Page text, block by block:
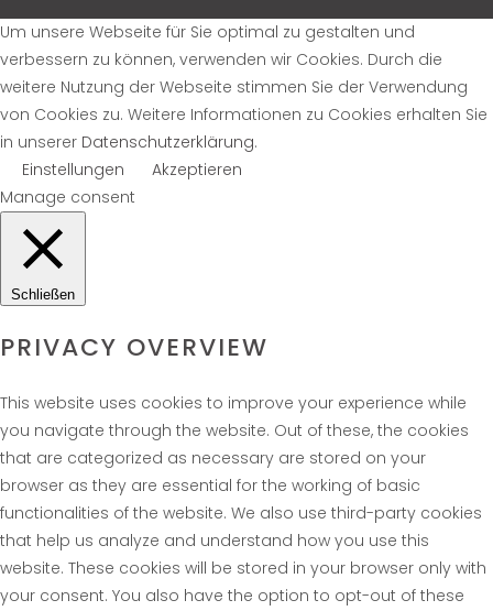
Um unsere Webseite für Sie optimal zu gestalten und
verbessern zu können, verwenden wir Cookies. Durch die
weitere Nutzung der Webseite stimmen Sie der Verwendung
von Cookies zu. Weitere Informationen zu Cookies erhalten Sie
in unserer Datenschutzerklärung.
Einstellungen
Akzeptieren
Manage consent
Schließen
PRIVACY OVERVIEW
This website uses cookies to improve your experience while
you navigate through the website. Out of these, the cookies
that are categorized as necessary are stored on your
browser as they are essential for the working of basic
functionalities of the website. We also use third-party cookies
that help us analyze and understand how you use this
website. These cookies will be stored in your browser only with
your consent. You also have the option to opt-out of these